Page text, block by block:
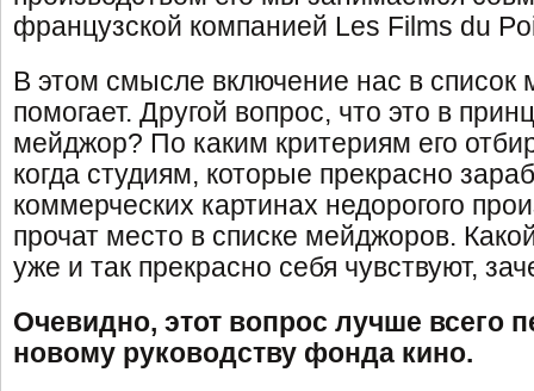
французской компанией Les Films du
В этом смысле включение нас в список
помогает. Другой вопрос, что это в
мейджор? По каким критериям его
когда студиям, которые прекрасно
коммерческих картинах недорогого
прочат место в списке мейджоров.
уже и так прекрасно себя чувствуют,
Очевидно, этот вопрос лучше всего
новому руководству фонда кино.